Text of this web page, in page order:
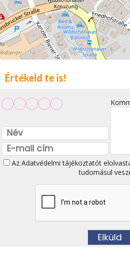
Értékeld te is!
Az Adatvédelmi tájékoztatót
tudomásul